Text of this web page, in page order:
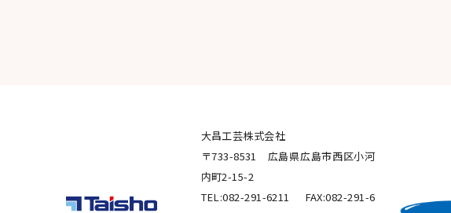
大昌工芸株式会社
〒733-8531 広島県広島市西区小河
内町2-15-2
TEL:082-291-6211 FAX:082-291-6